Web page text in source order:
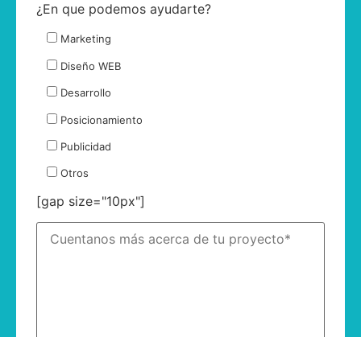
¿En que podemos ayudarte?
Marketing
Diseño WEB
Desarrollo
Posicionamiento
Publicidad
Otros
[gap size="10px"]